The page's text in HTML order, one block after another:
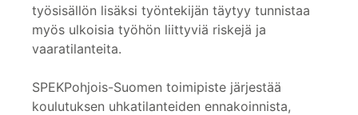
työsisällön lisäksi työntekijän täytyy tunnistaa
myös ulkoisia työhön liittyviä riskejä ja
vaaratilanteita.
SPEKPohjois-Suomen toimipiste järjestää
koulutuksen uhkatilanteiden ennakoinnista,